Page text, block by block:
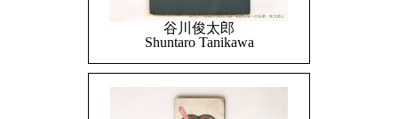
谷川俊太郎
Shuntaro Tanikawa